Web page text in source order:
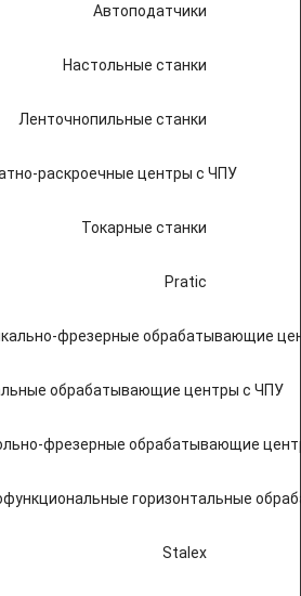
Автоподатчики
Настольные станки
Ленточнопильные станки
раскроечные центры с ЧПУ
Токарные станки
Pratic
фрезерные обрабатывающие
обрабатывающие центры с ЧПУ
фрезерные обрабатывающие
горизонтальные
Stalex